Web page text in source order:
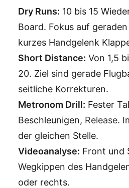
Dry Runs: 10 bis 15
Board. Fokus auf
kurzes Handgelenk
Short Distance: Von 1,5
20. Ziel sind gerade
seitliche Korrekturen.
Metronom Drill: Fester
Beschleunigen, Release.
der gleichen Stelle.
Videoanalyse: Front und
Wegkippen des
oder rechts.